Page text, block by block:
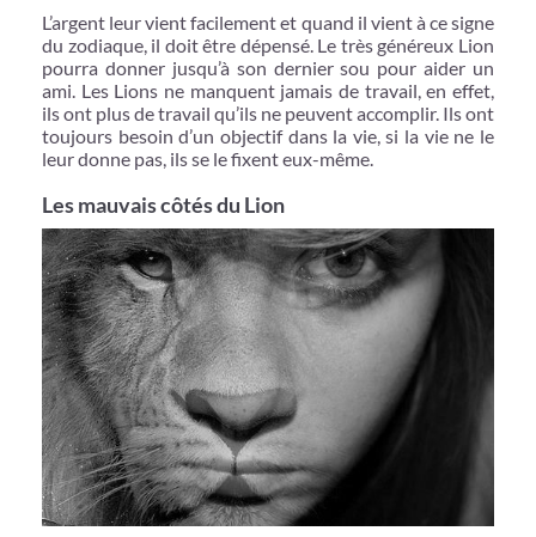
L’argent leur vient facilement et quand il vient à ce signe
du zodiaque, il doit être dépensé. Le très généreux Lion
pourra donner jusqu’à son dernier sou pour aider un
ami. Les Lions ne manquent jamais de travail, en effet,
ils ont plus de travail qu’ils ne peuvent accomplir. Ils ont
toujours besoin d’un objectif dans la vie, si la vie ne le
leur donne pas, ils se le fixent eux-même.
Les mauvais côtés du Lion